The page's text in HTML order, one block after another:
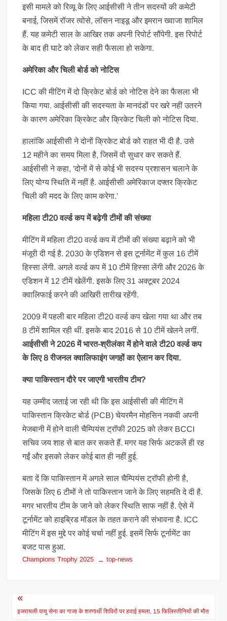
इसी मामले को रिव्यू के लिए आईसीसी ने तीन सदस्यों की कमेटी
बनाई, जिसमें रॉजर त्वोसे, लॉसन नाइडू और इमरान ख्वाजा शामिल
हैं. यह कमेटी साल के आखिर तक अपनी रिपोर्ट सौंपेगी. इस रिपोर्ट
के बाद ही घाटे को लेकर सही फैसला हो सकेगा.
अमेरिका और चिली बोर्ड को नोटिस
ICC की मीटिंग में दो क्रिकेट बोर्ड को नोटिस देने का फैसला भी
किया गया. आईसीसी की सदस्यता के मानदंडों पर खरे नहीं उतरने
के कारण अमेरिका क्रिकेट और क्रिकेट चिली को नोटिस दिया.
हालांकि आईसीसी ने दोनों क्रिकेट बोर्ड को राहत भी दी है. उसे
12 महीने का समय मिला है, जिसमें वो सुधार कर सकते हैं.
आईसीसी ने कहा, 'दोनों में से कोई भी सदस्य प्रशासन चलाने के
लिए योग्य स्थिति में नहीं है. आईसीसी अमेरिकाज दफ्तर क्रिकेट
चिली की मदद के लिए काम करेगा.'
महिला टी20 वर्ल्ड कप में बढ़ेगी टीमों की संख्या
मीटिंग में महिला टी20 वर्ल्ड कप में टीमों की संख्या बढ़ाने को भी
मंजूरी दी गई है. 2030 के एडिशन से इस टूर्नामेंट में कुल 16 टीमें
हिस्सा लेंगी. अगले वर्ल्ड कप में 10 टीमें हिस्सा लेंगी और 2026 के
एडिशन में 12 टीमें खेलेंगी. इसके लिए 31 अक्टूबर 2024
क्वालिफाई करने की आखिरी तारीख रहेंगी.
2009 में पहली बार महिला टी20 वर्ल्ड कप खेला गया था और तब
8 टीमें शामिल रही थीं. इसके बाद 2016 से 10 टीमें खेलने लगीं.
आईसीसी ने 2026 में भारत-श्रीलंका में होने वाले टी20 वर्ल्ड कप
के लिए 8 रीजनल क्वालिफाइंग जगहों का ऐलान कर दिया.
क्या पाकिस्तान दौरे पर जाएगी भारतीय टीम?
यह उम्मीद जताई जा रही थी कि इस आईसीसी की मीटिंग में
पाकिस्तान क्रिकेट बोर्ड (PCB) चेयरमैन मोहसिन नकवी अपनी
मेजबानी में होने वाली चैम्पियंस ट्रॉफी 2025 को लेकर BCCI
सचिव जय शाह से बात कर सकते हैं. मगर यह सिर्फ अटकलें ही रह
गईं और इसको लेकर कोई बात ही नहीं हुई.
बता दें कि पाकिस्तान में अगले साल चैम्पियंस ट्रॉफी होनी है,
जिसके लिए 6 टीमों ने तो पाकिस्तान जाने के लिए सहमति दे दी है.
मगर भारतीय टीम के जाने को लेकर स्थिति साफ नहीं है. ऐसे में
टूर्नामेंट को हाइब्रिड मॉडल के तहत कराने की संभावना है. ICC
मीटिंग में इस मुद्दे पर कोई चर्चा नहीं हुई. इसमें सिर्फ टूर्नामेंट का
बजट पास हुआ.
Champions Trophy 2025 top-news
Post
इजरायली वायु सेना का गाजा के शरणार्थी शिविरों पर हवाई हमला, 15 फिलिस्तीनियों की मौत